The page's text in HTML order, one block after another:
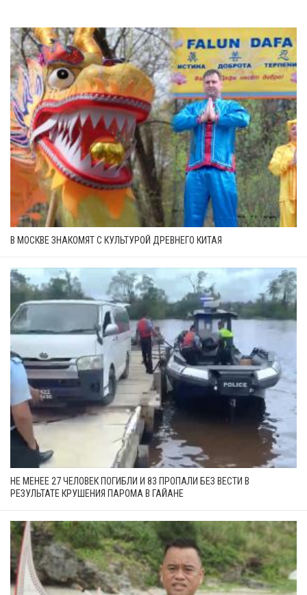
В МОСКВЕ ЗНАКОМЯТ С КУЛЬТУРОЙ ДРЕВНЕГО КИТАЯ
НЕ МЕНЕЕ 27 ЧЕЛОВЕК ПОГИБЛИ И 83 ПРОПАЛИ БЕЗ ВЕСТИ В
РЕЗУЛЬТАТЕ КРУШЕНИЯ ПАРОМА В ГАЙАНЕ